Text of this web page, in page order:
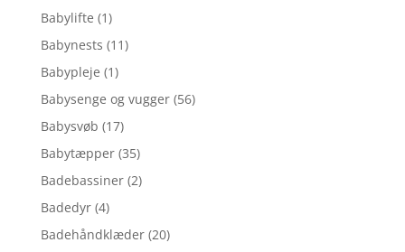
Babylifte (1)
Babynests (11)
Babypleje (1)
Babysenge og vugger (56)
Babysvøb (17)
Babytæpper (35)
Badebassiner (2)
Badedyr (4)
Badehåndklæder (20)